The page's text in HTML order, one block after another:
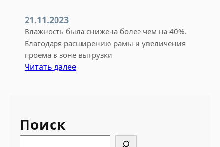
21.11.2023
Влажность была снижена более чем на 40%.
Благодаря расширению рамы и увеличения
проема в зоне выгрузки
Читать далее:
о
Поиск